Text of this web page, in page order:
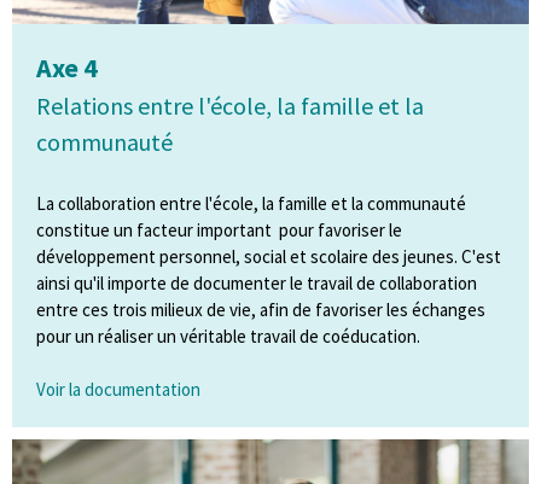
Axe 4
Relations entre l'école, la famille et la
communauté
La collaboration entre l'école, la famille et la communauté
constitue un facteur important pour favoriser le
développement personnel, social et scolaire des jeunes. C'est
ainsi qu'il importe de documenter le travail de collaboration
entre ces trois milieux de vie, afin de favoriser les échanges
pour un réaliser un véritable travail de coéducation.
Voir la documentation